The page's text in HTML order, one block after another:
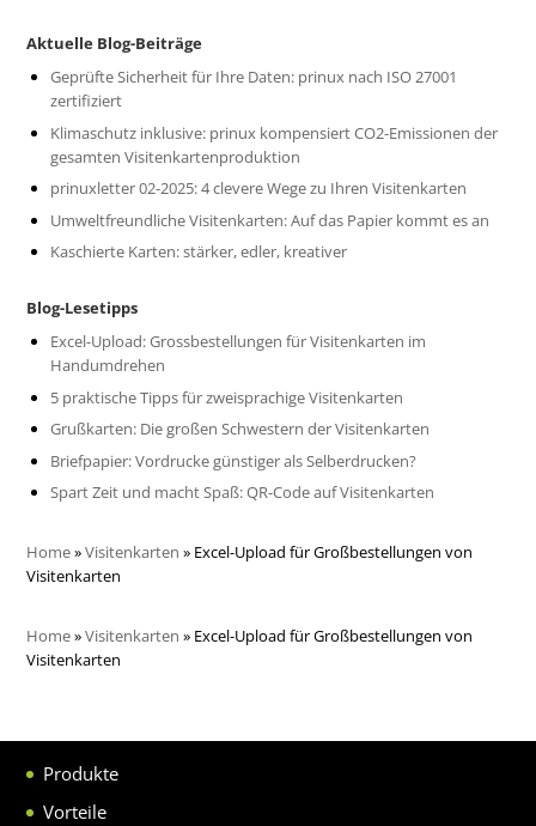
Aktuelle Blog-Beiträge
Geprüfte Sicherheit für Ihre Daten: prinux nach ISO 27001
zertifiziert
Klimaschutz inklusive: prinux kompensiert CO2-Emissionen der
gesamten Visitenkartenproduktion
prinuxletter 02-2025: 4 clevere Wege zu Ihren Visitenkarten
Umweltfreundliche Visitenkarten: Auf das Papier kommt es an
Kaschierte Karten: stärker, edler, kreativer
Blog-Lesetipps
Excel-Upload: Grossbestellungen für Visitenkarten im
Handumdrehen
5 praktische Tipps für zweisprachige Visitenkarten
Grußkarten: Die großen Schwestern der Visitenkarten
Briefpapier: Vordrucke günstiger als Selberdrucken?
Spart Zeit und macht Spaß: QR-Code auf Visitenkarten
Home»Visitenkarten » Excel-Upload für Großbestellungen von
Visitenkarten
Home»Visitenkarten » Excel-Upload für Großbestellungen von
Visitenkarten
Produkte
Vorteile